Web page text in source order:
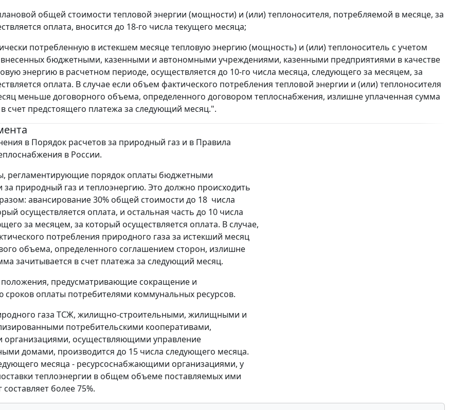
общей стоимости тепловой энергии (мощности) и (или) теплоносителя, потребляемой в месяце, за
оплата, вносится до 18-го числа текущего месяца;
потребленную в истекшем месяце тепловую энергию (мощность) и (или) теплоноситель с учетом
внесенных бюджетными, казенными и автономными учреждениями, казенными предприятиями в качестве
энергию в расчетном периоде, осуществляется до 10-го числа месяца, следующего за месяцем, за
оплата. В случае если объем фактического потребления тепловой энергии и (или) теплоносителя
меньше договорного объема, определенного договором теплоснабжения, излишне уплаченная сумма
счет предстоящего платежа за следующий месяц.".
в Порядок расчетов за природный газ и в Правила
в России.
регламентирующие порядок оплаты бюджетными
за природный газ и теплоэнергию. Это должно происходить
авансирование 30% общей стоимости до 18 числа
осуществляется оплата, и остальная часть до 10 числа
за месяцем, за который осуществляется оплата. В случае,
потребления природного газа за истекший месяц
объема, определенного соглашением сторон, излишне
зачитывается в счет платежа за следующий месяц.
предусматривающие сокращение и
сроков оплаты потребителями коммунальных ресурсов.
газа ТСЖ, жилищно-строительными, жилищными и
потребительскими кооперативами,
осуществляющими управление
домами, производится до 15 числа следующего месяца.
месяца - ресурсоснабжающими организациями, у
теплоэнергии в общем объеме поставляемых ими
составляет более 75%.